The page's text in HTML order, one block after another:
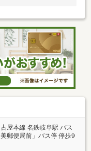
屋本線 名鉄岐阜駅 バス
郵便局前」バス停 停歩9